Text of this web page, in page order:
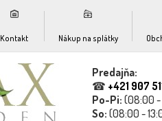
Kontakt Nákup na splátky
Predajňa:
☎ +421 907
Po-Pi: (08:00 -
So: (08:00 -